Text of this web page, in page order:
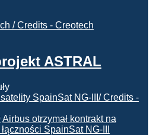
ASTRAL
Airbus otrzymał kontrakt na
SpainSat NG-III